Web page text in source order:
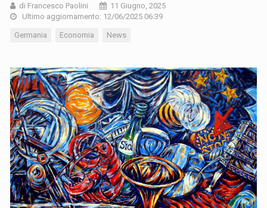
di Francesco Paolini
11 Giugno, 2025
Ultimo aggiornamento: 12/06/2025 06:39
Germania Economia News